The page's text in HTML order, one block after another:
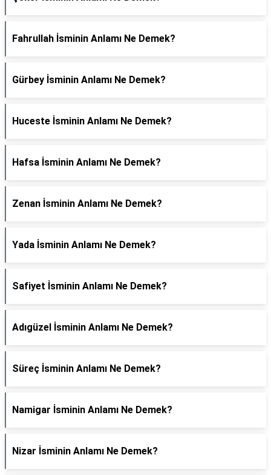
Fahrullah İsminin Anlamı Ne Demek?
Gürbey İsminin Anlamı Ne Demek?
Huceste İsminin Anlamı Ne Demek?
Hafsa İsminin Anlamı Ne Demek?
Zenan İsminin Anlamı Ne Demek?
Yada İsminin Anlamı Ne Demek?
Safiyet İsminin Anlamı Ne Demek?
Adıgüzel İsminin Anlamı Ne Demek?
Süreç İsminin Anlamı Ne Demek?
Namigar İsminin Anlamı Ne Demek?
Nizar İsminin Anlamı Ne Demek?